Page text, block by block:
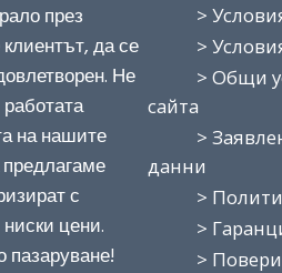
през
да се
Не
на нашите
с
цени.
> Условия
> Условия
> Общи
сайта
>
данни
>
>
>